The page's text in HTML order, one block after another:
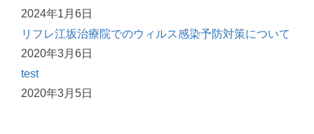
2024年1月6日
リフレ江坂治療院でのウィルス感染予防対策について
2020年3月6日
test
2020年3月5日